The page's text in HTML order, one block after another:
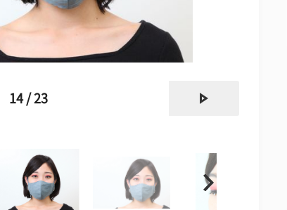
14 / 23